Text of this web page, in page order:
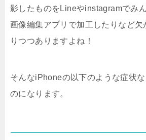
影したものをLineやinstagramでみ
画像編集アプリで加工したりなど欠
りつつありますよね！
そんなiPhoneの以下のような症状
のになります。